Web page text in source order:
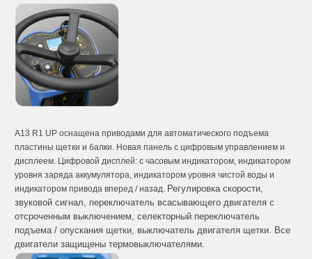
A13 R1 UP оснащена приводами для автоматического подъема
пластины щетки и балки. Новая панель с цифровым управлением и
дисплеем. Цифровой дисплей: с часовым индикатором, индикатором
уровня заряда аккумулятора, индикатором уровня чистой воды и
индикатором привода вперед / назад. Регулировка скорости,
звуковой сигнал, переключатель всасывающего двигателя с
отсроченным выключением, селекторный переключатель
подъема / опускания щетки, выключатель двигателя щетки. Все
двигатели защищены термовыключателями.